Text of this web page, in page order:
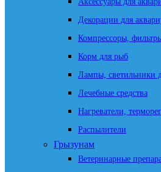
Декорации для
Компрессоры,
Корм для рыб
Лампы, светильники
Лечебные средства
Нагреватели,
Распылители
Грызунам
Ветеринарные